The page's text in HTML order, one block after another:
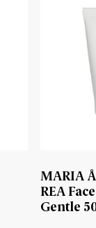
MARIA
REA
Gentle